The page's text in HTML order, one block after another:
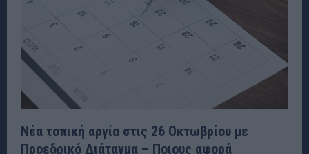
Νέα τοπική αργία στις 26 Οκτωβρίου με
Προεδρικό Διάταγμα – Ποιους αφορά